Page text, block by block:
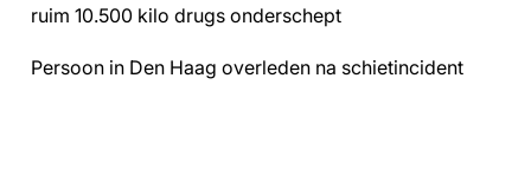
ruim 10.500 kilo drugs onderschept
Persoon in Den Haag overleden na schietincident